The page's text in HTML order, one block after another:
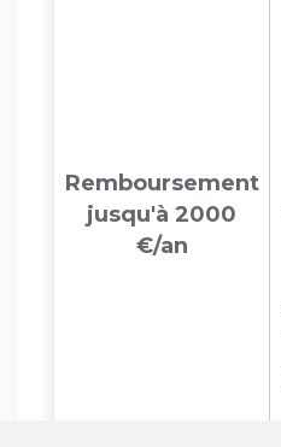
Remboursement
jusqu'à 2000
€/an